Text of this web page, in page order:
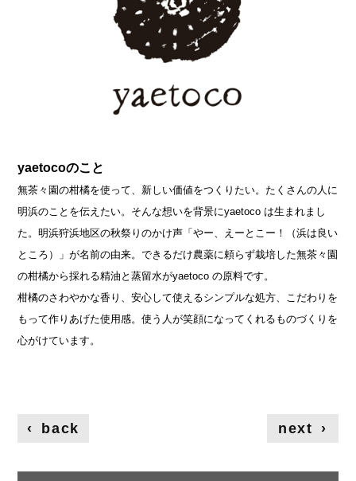
yaetocoのこと
無茶々園の柑橘を使って、新しい価値をつくりたい。たくさんの人に
明浜のことを伝えたい。そんな想いを背景にyaetoco は生まれまし
た。明浜狩浜地区の秋祭りのかけ声「やー、えーとこー！（浜は良い
ところ）」が名前の由来。できるだけ農薬に頼らず栽培した無茶々園
の柑橘から採れる精油と蒸留水がyaetoco の原料です。
柑橘のさわやかな香り、安心して使えるシンプルな処方、こだわりを
もって作りあげた使用感。使う人が笑顔になってくれるものづくりを
心がけています。
‹ back next ›